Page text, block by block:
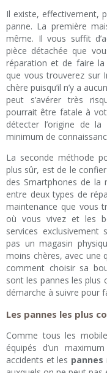
Il existe, effectivement,
panne. La première
même. Il vous suffit
pièce détachée que
réparation et de faire
que vous trouverez sur
chère puisqu’il n’y a
peut s’avérer très
pourrait être fatale à
détecter l’origine de
minimum de
La seconde méthode
plus sûr, est de le
des Smartphones de la
entre deux types de
maintenance que vous
où vous vivez et les
services exclusivement
pas un magasin
moins chères, avec une
comment choisir sa
sont les pannes les plus
démarche à suivre pour
Les pannes les plus
Comme tous les
équipés d’un
accidents et les pannes